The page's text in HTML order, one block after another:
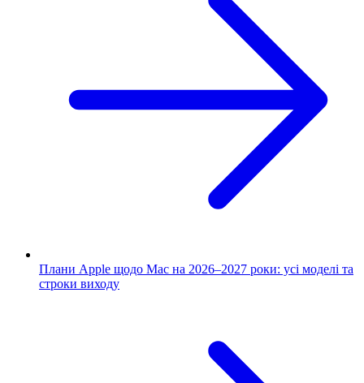
Плани Apple щодо Mac на 2026–2027 роки: усі моделі та
строки виходу